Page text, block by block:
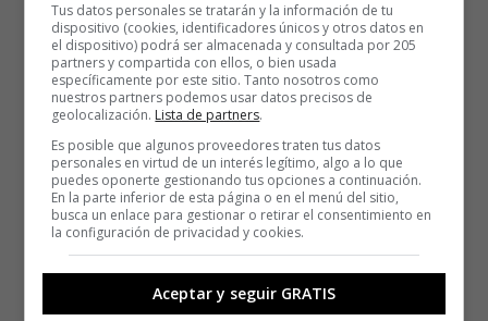
Tus datos personales se tratarán y la información de tu
dispositivo (cookies, identificadores únicos y otros datos en
el dispositivo) podrá ser almacenada y consultada por 205
partners y compartida con ellos, o bien usada
específicamente por este sitio. Tanto nosotros como
nuestros partners podemos usar datos precisos de
geolocalización. Lista de partners.
Es posible que algunos proveedores traten tus datos
personales en virtud de un interés legítimo, algo a lo que
puedes oponerte gestionando tus opciones a continuación.
En la parte inferior de esta página o en el menú del sitio,
busca un enlace para gestionar o retirar el consentimiento en
la configuración de privacidad y cookies.
Aceptar y seguir GRATIS